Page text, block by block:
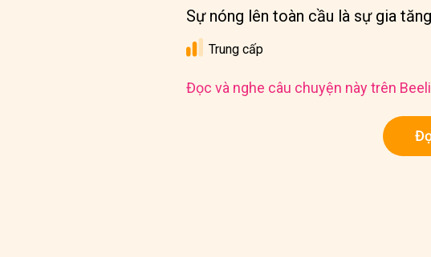
Sự nóng lên toàn cầu là sự gia
Trung cấp
Đọc và nghe câu chuyện này trên